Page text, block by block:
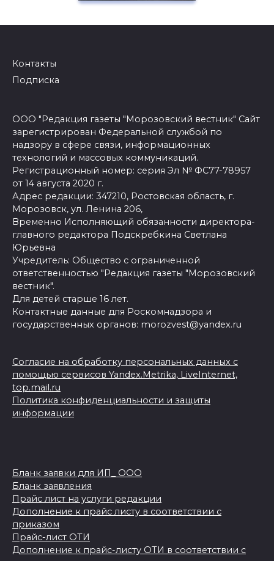
Контакты
Подписка
ООО "Редакция газеты "Морозовский вестник" Сайт
зарегистрирован Федеральной службой по
надзору в сфере связи, информационных
технологий и массовых коммуникаций.
Регистрационный номер: серия Эл № ФС77-78957
от 14 августа 2020 г.
Адрес редакции: 347210, Ростовская область, г.
Морозовск, ул. Ленина 206,
Временно Исполняющий обязанности директора-
главного редактора Подскребкина Светлана
Юрьевна
Учредитель: Общество с ограниченной
ответственностью "Редакция газеты "Морозовский
вестник".
Для детей старше 16 лет.
Контактные данные для Роскомнадзора и
государственных органов: morozvest@yandex.ru
Согласие на обработку персональных данных с
помощью сервисов Yandex.Metrika, LiveInternet,
top.mail.ru
Политика конфиденциальности и защиты
информации
Бланк заявки для ИП_ ООО
Бланк заявления
Прайс лист на услуги редакции
Дополнение к прайс листу в соответствии с
приказом
Прайс-лист ОТИ
Дополнение к прайс-листу ОТИ в соответствии с